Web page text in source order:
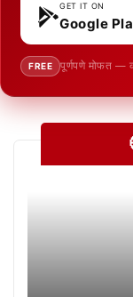
GET IT ON
Google
FREE पूर्णपणे मोफत —